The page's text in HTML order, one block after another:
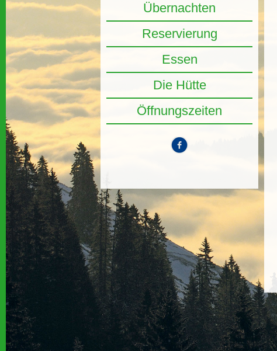
Übernachten
Reservierung
Essen
Die Hütte
Öffnungszeiten